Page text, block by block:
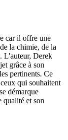
car il offre une
la chimie, de la
L'auteur, Derek
grâce à son
pertinents. Ce
qui souhaitent
démarque
qualité et son